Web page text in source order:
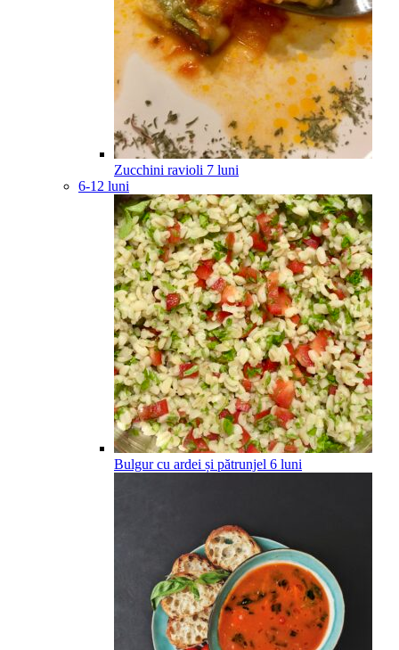
Zucchini ravioli 7 luni
6-12 luni
Bulgur cu ardei și pătrunjel 6 luni